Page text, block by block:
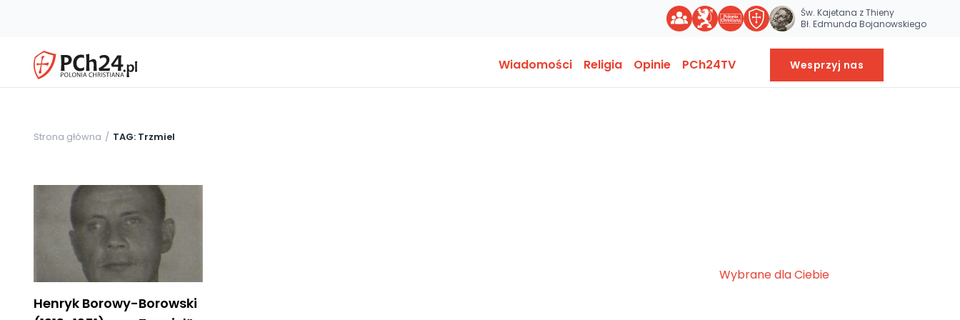
Św. Kajetana z Thieny
Bł. Edmunda Bojanowskiego
Wiadomości Religia Opinie PCh24TV Wesprzyj nas
Strona główna TAG: Trzmiel
Henryk Borowy-Borowski
Wybrane dla Ciebie